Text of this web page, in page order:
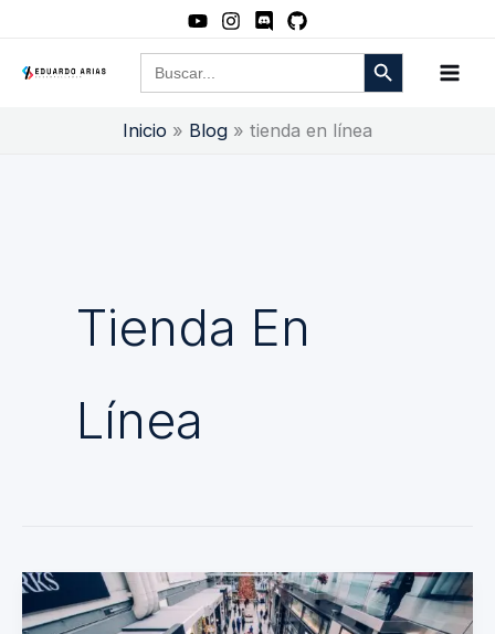
contenido
Buscar: Botón de búsqueda
Inicio Blog tienda en línea
Tienda En
Línea
Cómo
identificar